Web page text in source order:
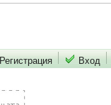
Регистрация Вход